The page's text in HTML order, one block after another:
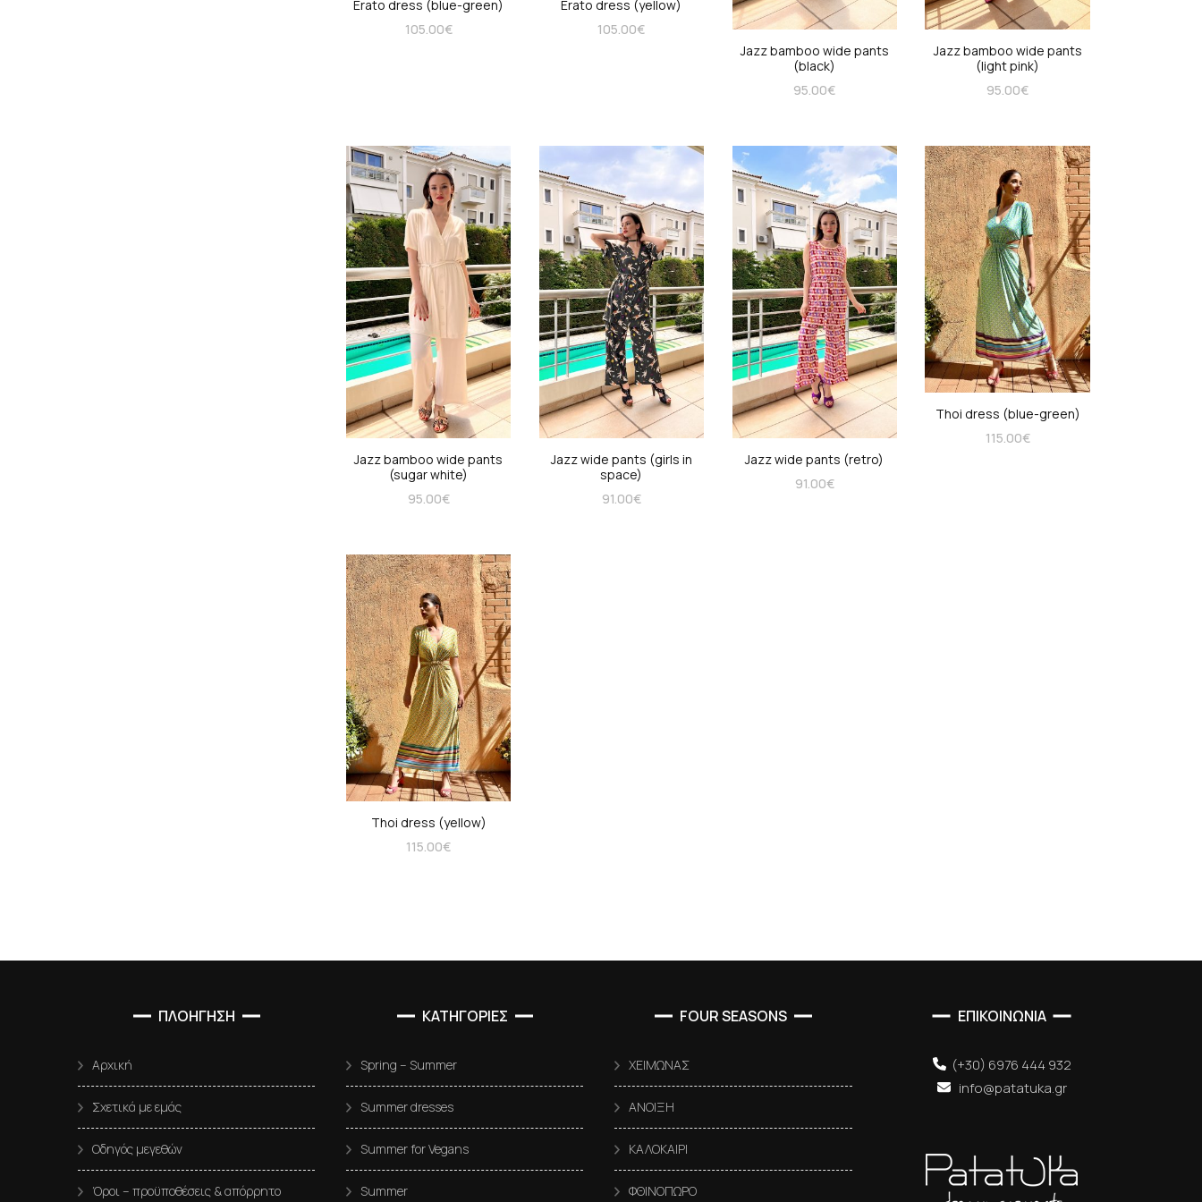
Erato dress (blue-green)
105.00€
Erato dress (yellow)
105.00€
Jazz bamboo wide pants
(black)
95.00€
Jazz bamboo wide pants
(light pink)
95.00€
Jazz bamboo wide pants
(sugar white)
95.00€
Jazz wide pants (girls in
space)
91.00€
Jazz wide pants (retro)
91.00€
Thoi dress (blue-green)
115.00€
Thoi dress (yellow)
115.00€
ΠΛΟΗΓΗΣΗ
Αρχική
Σχετικά με εμάς
Οδηγός μεγεθών
Όροι – προϋποθέσεις & απόρρητο
ΚΑΤΗΓΟΡΙΕΣ
Spring – Summer
Summer dresses
Summer for Vegans
Summer
FOUR SEASONS
ΧΕΙΜΩΝΑΣ
ΑΝΟΙΞΗ
ΚΑΛΟΚΑΙΡΙ
ΦΘΙΝΟΠΩΡΟ
ΕΠΙΚΟΙΝΩΝΙΑ
(+30) 6976 444 932
info@patatuka.gr